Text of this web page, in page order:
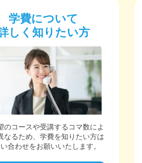
学費について
しく知りたい方
のコースや受講するコマ数によ
なるため、学費を知りたい方は
合わせをお願いいたします。